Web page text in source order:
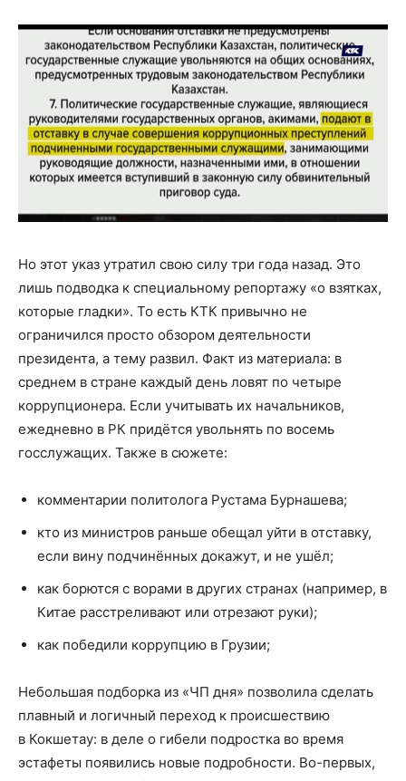
Но этот указ утратил свою силу три года назад. Это
лишь подводка к специальному репортажу «о взятках,
которые гладки». То есть КТК привычно не
ограничился просто обзором деятельности
президента, а тему развил. Факт из материала: в
среднем в стране каждый день ловят по четыре
коррупционера. Если учитывать их начальников,
ежедневно в РК придётся увольнять по восемь
госслужащих. Также в сюжете:
комментарии политолога Рустама Бурнашева;
кто из министров раньше обещал уйти в отставку,
если вину подчинённых докажут, и не ушёл;
как борются с ворами в других странах (например, в
Китае расстреливают или отрезают руки);
как победили коррупцию в Грузии;
Небольшая подборка из «ЧП дня» позволила сделать
плавный и логичный переход к происшествию
в Кокшетау: в деле о гибели подростка во время
эстафеты появились новые подробности. Во-первых,